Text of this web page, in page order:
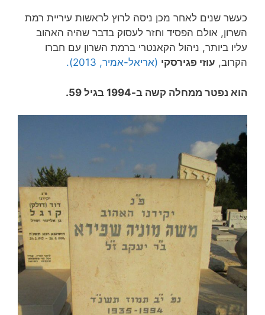
כעשר שנים לאחר מכן ניסה לרוץ לראשות עיריית רמת
השרון, אולם הפסיד וחזר לעסוק בדבר שהיה האהוב
עליו ביותר, ניהול הקאנטרי ברמת השרון עם חברו
הקרוב, עוזי פגירסקי (אריאל-אמיר, 2013).
הוא נפטר ממחלה קשה ב-1994 בגיל 59.